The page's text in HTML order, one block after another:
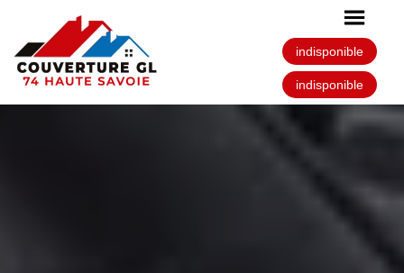
indisponible
indisponible